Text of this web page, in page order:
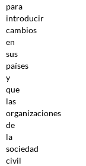
para
introducir
cambios
en
sus
países
y
que
las
organizaciones
de
la
sociedad
civil